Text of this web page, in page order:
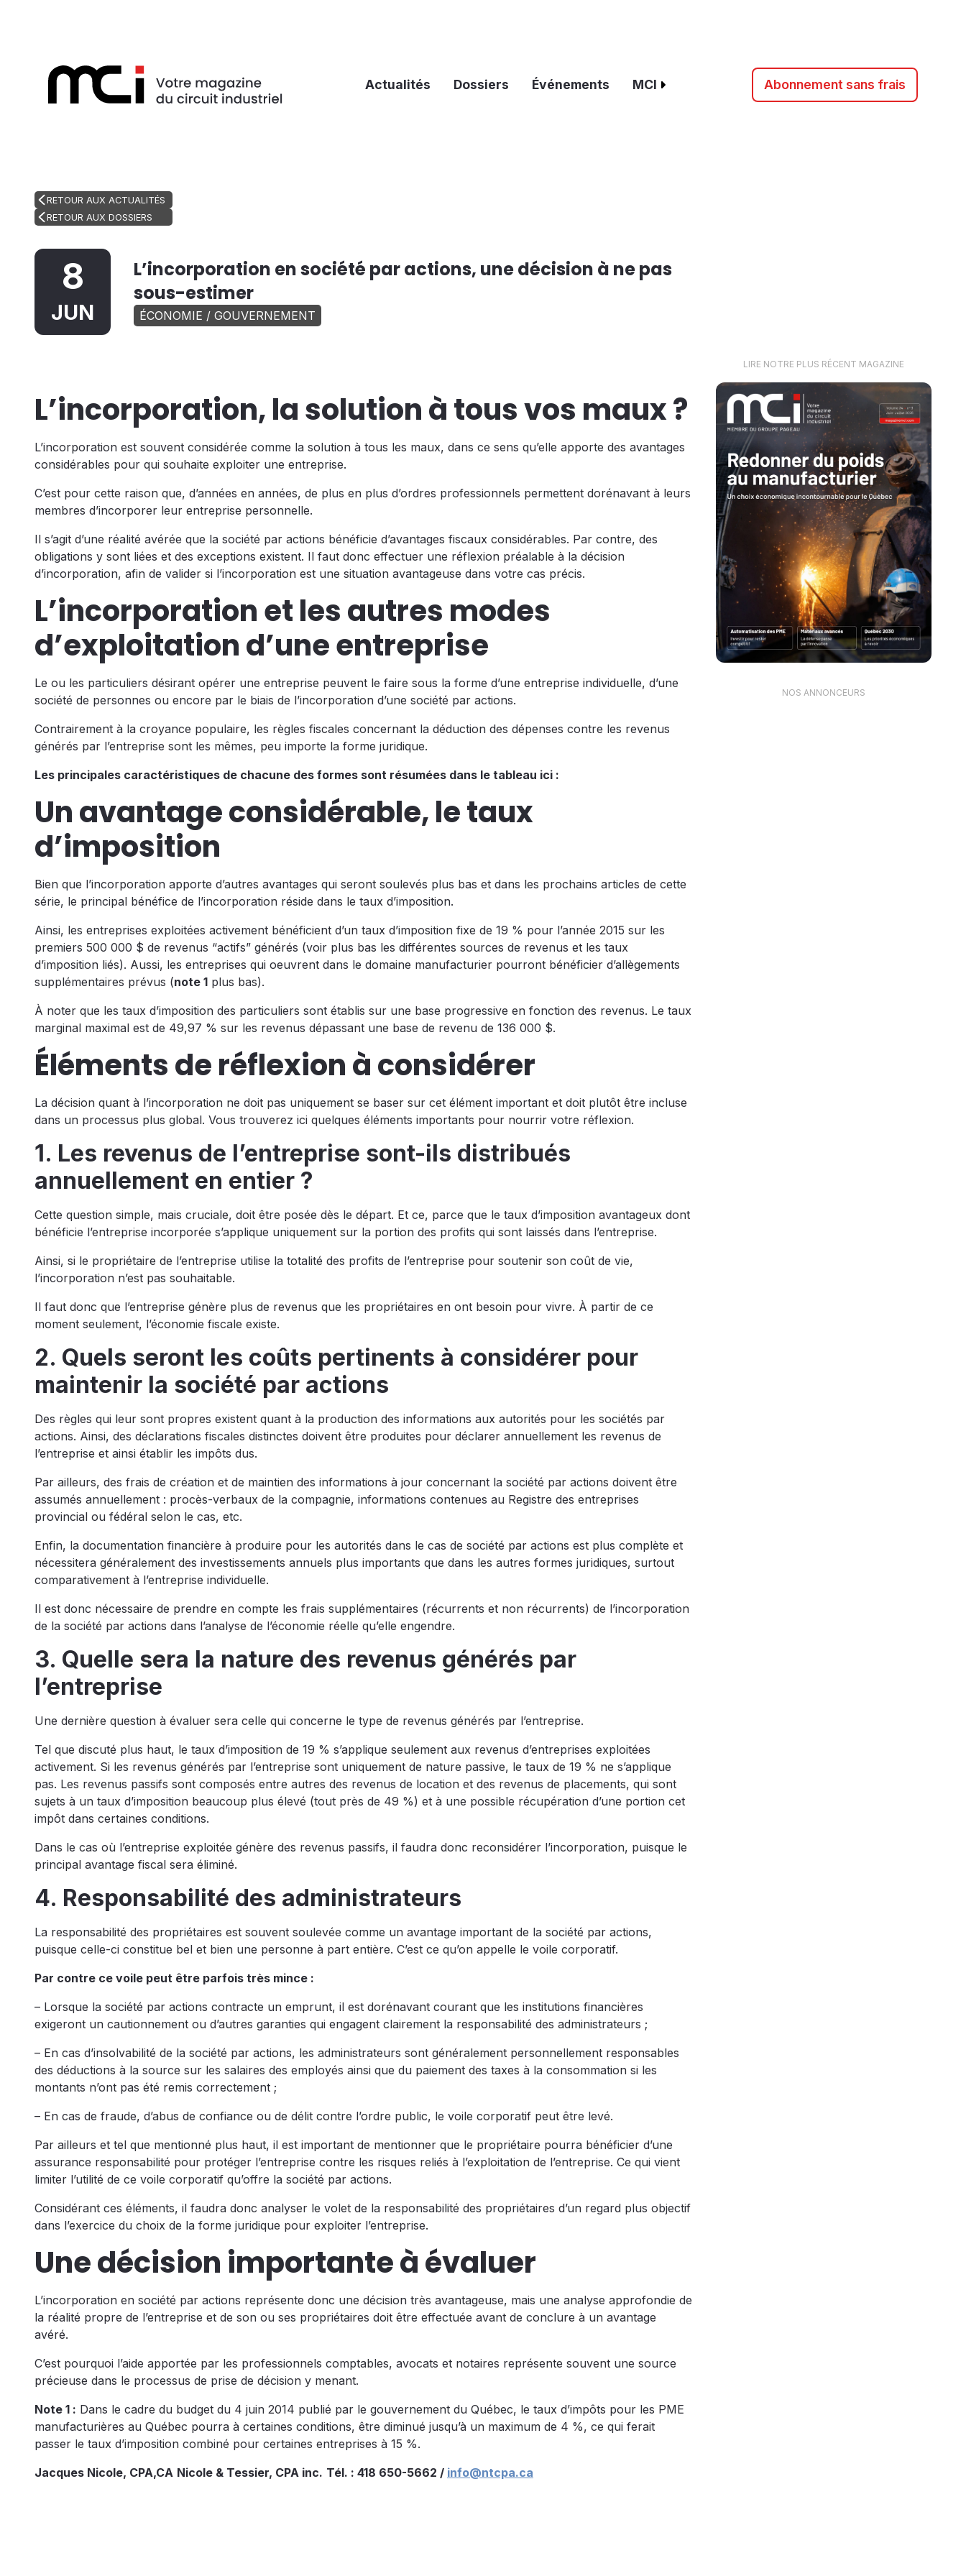
Actualités Dossiers Événements MCI Abonnement sans frais
RETOUR AUX ACTUALITÉS
RETOUR AUX DOSSIERS
8
JUN
L’incorporation en société par actions, une décision à ne pas
sous-estimer
ÉCONOMIE / GOUVERNEMENT
L’incorporation, la solution à tous vos maux ?
L’incorporation est souvent considérée comme la solution à tous les maux, dans ce sens qu’elle apporte des avantages
considérables pour qui souhaite exploiter une entreprise.
C’est pour cette raison que, d’années en années, de plus en plus d’ordres professionnels permettent dorénavant à leurs
membres d’incorporer leur entreprise personnelle.
Il s’agit d’une réalité avérée que la société par actions bénéficie d’avantages fiscaux considérables. Par contre, des
obligations y sont liées et des exceptions existent. Il faut donc effectuer une réflexion préalable à la décision
d’incorporation, afin de valider si l’incorporation est une situation avantageuse dans votre cas précis.
L’incorporation et les autres modes
d’exploitation d’une entreprise
Le ou les particuliers désirant opérer une entreprise peuvent le faire sous la forme d’une entreprise individuelle, d’une
société de personnes ou encore par le biais de l’incorporation d’une société par actions.
Contrairement à la croyance populaire, les règles fiscales concernant la déduction des dépenses contre les revenus
générés par l’entreprise sont les mêmes, peu importe la forme juridique.
Les principales caractéristiques de chacune des formes sont résumées dans le tableau ici :
Un avantage considérable, le taux
d’imposition
Bien que l’incorporation apporte d’autres avantages qui seront soulevés plus bas et dans les prochains articles de cette
série, le principal bénéfice de l’incorporation réside dans le taux d’imposition.
Ainsi, les entreprises exploitées activement bénéficient d’un taux d’imposition fixe de 19 % pour l’année 2015 sur les
premiers 500 000 $ de revenus “actifs” générés (voir plus bas les différentes sources de revenus et les taux
d’imposition liés). Aussi, les entreprises qui oeuvrent dans le domaine manufacturier pourront bénéficier d’allègements
supplémentaires prévus (note 1 plus bas).
À noter que les taux d’imposition des particuliers sont établis sur une base progressive en fonction des revenus. Le taux
marginal maximal est de 49,97 % sur les revenus dépassant une base de revenu de 136 000 $.
Éléments de réflexion à considérer
La décision quant à l’incorporation ne doit pas uniquement se baser sur cet élément important et doit plutôt être incluse
dans un processus plus global. Vous trouverez ici quelques éléments importants pour nourrir votre réflexion.
1. Les revenus de l’entreprise sont-ils distribués
annuellement en entier ?
Cette question simple, mais cruciale, doit être posée dès le départ. Et ce, parce que le taux d’imposition avantageux dont
bénéficie l’entreprise incorporée s’applique uniquement sur la portion des profits qui sont laissés dans l’entreprise.
Ainsi, si le propriétaire de l’entreprise utilise la totalité des profits de l’entreprise pour soutenir son coût de vie,
l’incorporation n’est pas souhaitable.
Il faut donc que l’entreprise génère plus de revenus que les propriétaires en ont besoin pour vivre. À partir de ce
moment seulement, l’économie fiscale existe.
2. Quels seront les coûts pertinents à considérer pour
maintenir la société par actions
Des règles qui leur sont propres existent quant à la production des informations aux autorités pour les sociétés par
actions. Ainsi, des déclarations fiscales distinctes doivent être produites pour déclarer annuellement les revenus de
l’entreprise et ainsi établir les impôts dus.
Par ailleurs, des frais de création et de maintien des informations à jour concernant la société par actions doivent être
assumés annuellement : procès-verbaux de la compagnie, informations contenues au Registre des entreprises
provincial ou fédéral selon le cas, etc.
Enfin, la documentation financière à produire pour les autorités dans le cas de société par actions est plus complète et
nécessitera généralement des investissements annuels plus importants que dans les autres formes juridiques, surtout
comparativement à l’entreprise individuelle.
Il est donc nécessaire de prendre en compte les frais supplémentaires (récurrents et non récurrents) de l’incorporation
de la société par actions dans l’analyse de l’économie réelle qu’elle engendre.
3. Quelle sera la nature des revenus générés par
l’entreprise
Une dernière question à évaluer sera celle qui concerne le type de revenus générés par l’entreprise.
Tel que discuté plus haut, le taux d’imposition de 19 % s’applique seulement aux revenus d’entreprises exploitées
activement. Si les revenus générés par l’entreprise sont uniquement de nature passive, le taux de 19 % ne s’applique
pas. Les revenus passifs sont composés entre autres des revenus de location et des revenus de placements, qui sont
sujets à un taux d’imposition beaucoup plus élevé (tout près de 49 %) et à une possible récupération d’une portion cet
impôt dans certaines conditions.
Dans le cas où l’entreprise exploitée génère des revenus passifs, il faudra donc reconsidérer l’incorporation, puisque le
principal avantage fiscal sera éliminé.
4. Responsabilité des administrateurs
La responsabilité des propriétaires est souvent soulevée comme un avantage important de la société par actions,
puisque celle-ci constitue bel et bien une personne à part entière. C’est ce qu’on appelle le voile corporatif.
Par contre ce voile peut être parfois très mince :
– Lorsque la société par actions contracte un emprunt, il est dorénavant courant que les institutions financières
exigeront un cautionnement ou d’autres garanties qui engagent clairement la responsabilité des administrateurs ;
– En cas d’insolvabilité de la société par actions, les administrateurs sont généralement personnellement responsables
des déductions à la source sur les salaires des employés ainsi que du paiement des taxes à la consommation si les
montants n’ont pas été remis correctement ;
– En cas de fraude, d’abus de confiance ou de délit contre l’ordre public, le voile corporatif peut être levé.
Par ailleurs et tel que mentionné plus haut, il est important de mentionner que le propriétaire pourra bénéficier d’une
assurance responsabilité pour protéger l’entreprise contre les risques reliés à l’exploitation de l’entreprise. Ce qui vient
limiter l’utilité de ce voile corporatif qu’offre la société par actions.
Considérant ces éléments, il faudra donc analyser le volet de la responsabilité des propriétaires d’un regard plus objectif
dans l’exercice du choix de la forme juridique pour exploiter l’entreprise.
Une décision importante à évaluer
L’incorporation en société par actions représente donc une décision très avantageuse, mais une analyse approfondie de
la réalité propre de l’entreprise et de son ou ses propriétaires doit être effectuée avant de conclure à un avantage
avéré.
C’est pourquoi l’aide apportée par les professionnels comptables, avocats et notaires représente souvent une source
précieuse dans le processus de prise de décision y menant.
Note 1 : Dans le cadre du budget du 4 juin 2014 publié par le gouvernement du Québec, le taux d’impôts pour les PME
manufacturières au Québec pourra à certaines conditions, être diminué jusqu’à un maximum de 4 %, ce qui ferait
passer le taux d’imposition combiné pour certaines entreprises à 15 %.
Jacques Nicole, CPA,CA Nicole & Tessier, CPA inc. Tél. : 418 650-5662 / info@ntcpa.ca
LIRE NOTRE PLUS RÉCENT MAGAZINE
NOS ANNONCEURS